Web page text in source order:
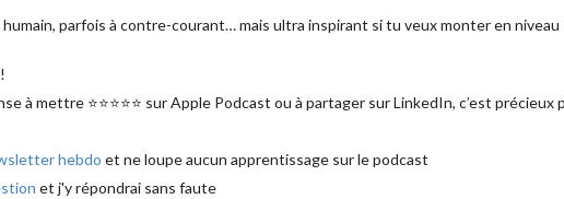
parfois à contre-courant… mais ultra inspirant si tu veux monter en niveau
à mettre ⭐⭐⭐⭐⭐ sur Apple Podcast ou à partager sur LinkedIn, c’est
hebdo et ne loupe aucun apprentissage sur le podcast
et j'y répondrai sans faute